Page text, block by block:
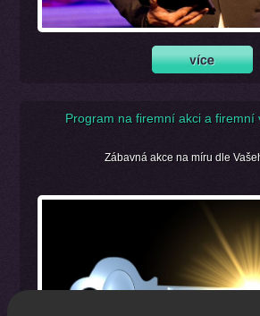
Program na firemní akci a firemní
Zábavná akce na míru dle